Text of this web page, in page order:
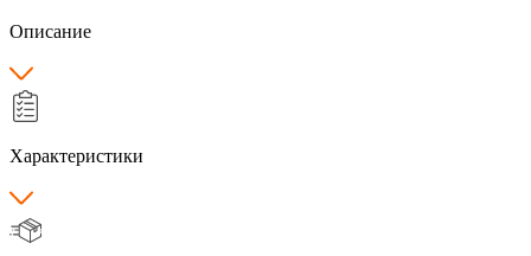
Описание
Характеристики